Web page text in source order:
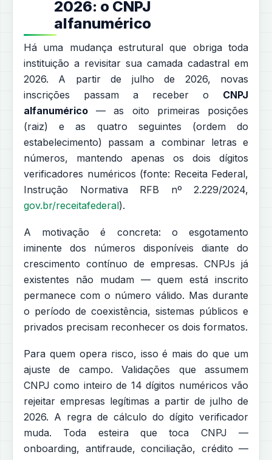
2026: o CNPJ
alfanumérico
Há uma mudança estrutural que obriga toda
instituição a revisitar sua camada cadastral em
2026. A partir de julho de 2026, novas
inscrições passam a receber o CNPJ
alfanumérico — as oito primeiras posições
(raiz) e as quatro seguintes (ordem do
estabelecimento) passam a combinar letras e
números, mantendo apenas os dois dígitos
verificadores numéricos (fonte: Receita Federal,
Instrução Normativa RFB nº 2.229/2024,
gov.br/receitafederal).
A motivação é concreta: o esgotamento
iminente dos números disponíveis diante do
crescimento contínuo de empresas. CNPJs já
existentes não mudam — quem está inscrito
permanece com o número válido. Mas durante
o período de coexistência, sistemas públicos e
privados precisam reconhecer os dois formatos.
Para quem opera risco, isso é mais do que um
ajuste de campo. Validações que assumem
CNPJ como inteiro de 14 dígitos numéricos vão
rejeitar empresas legítimas a partir de julho de
2026. A regra de cálculo do dígito verificador
muda. Toda esteira que toca CNPJ —
onboarding, antifraude, conciliação, crédito —